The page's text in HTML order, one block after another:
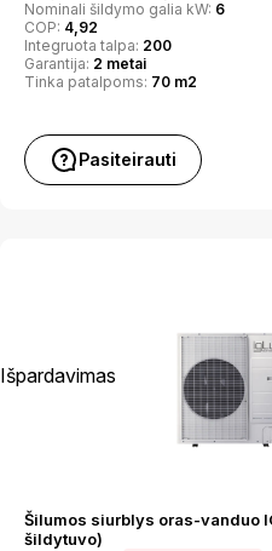
Nominali šildymo galia kW: 6
COP: 4,92
Integruota talpa: 200
Garantija: 2 metai
Tinka patalpoms: 70 m2
Pasiteirauti
Išpardavimas
Šilumos siurblys oras-vanduo
šildytuvo)